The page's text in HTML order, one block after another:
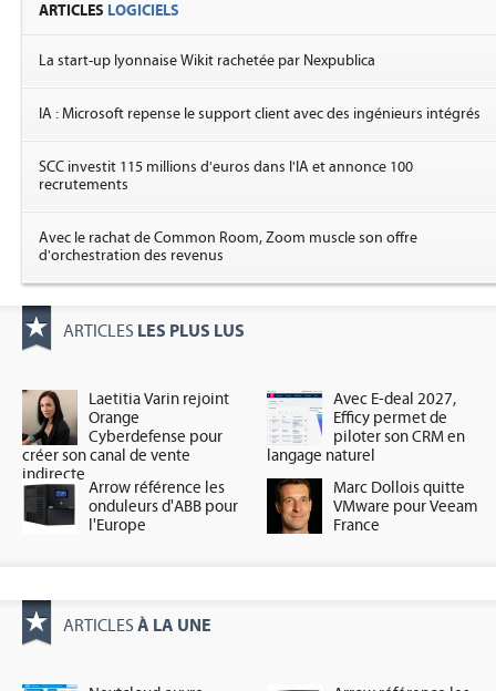
ARTICLES LOGICIELS
La start-up lyonnaise Wikit rachetée par Nexpublica
IA : Microsoft repense le support client avec des ingénieurs intégrés
SCC investit 115 millions d'euros dans l'IA et annonce 100
recrutements
Avec le rachat de Common Room, Zoom muscle son offre
d'orchestration des revenus
ARTICLES LES PLUS LUS
Laetitia Varin rejoint
Orange
Cyberdefense pour
créer son canal de vente
indirecte
Avec E-deal 2027,
Efficy permet de
piloter son CRM en
langage naturel
Arrow référence les
onduleurs d'ABB pour
l'Europe
Marc Dollois quitte
VMware pour Veeam
France
ARTICLES À LA UNE